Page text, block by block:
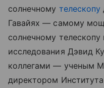
солнечному телескопу
Гавайях — самому
солнечному
исследования Дэвид
коллегами — ученым
директором